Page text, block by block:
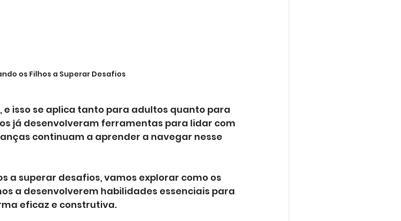
os Filhos a Superar Desafios
e isso se aplica tanto para adultos quanto para
já desenvolveram ferramentas para lidar com
continuam a aprender a navegar nesse
a superar desafios, vamos explorar como os
a desenvolverem habilidades essenciais para
eficaz e construtiva.